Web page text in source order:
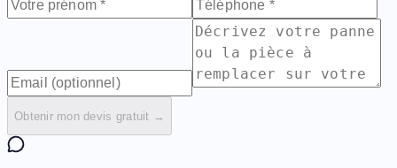
Obtenir mon devis gratuit →